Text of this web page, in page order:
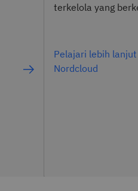
terkelola yang
Pelajari lebih
Nordcloud